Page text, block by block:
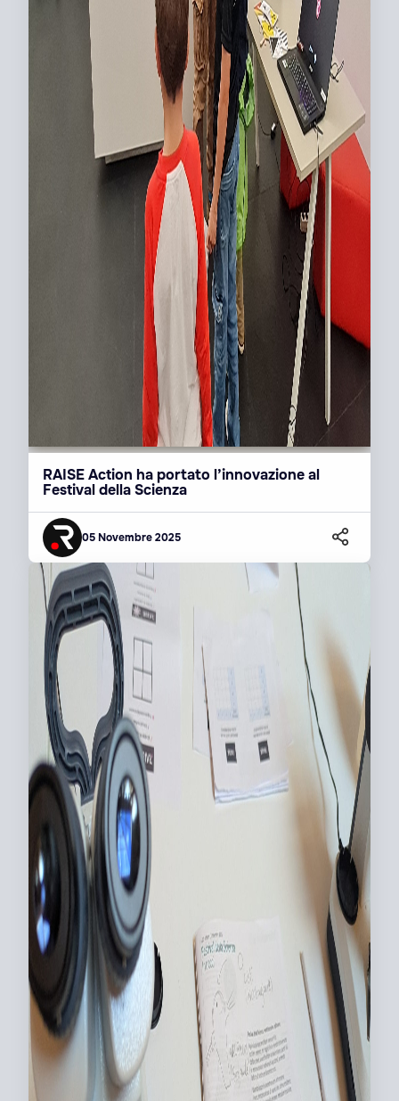
RAISE Action ha portato l’innovazione al
Festival della Scienza
05 Novembre 2025